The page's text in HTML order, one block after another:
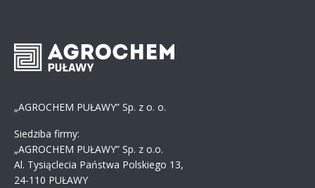
„AGROCHEM PUŁAWY” Sp. z o. o.
Siedziba firmy:
„AGROCHEM PUŁAWY” Sp. z o.o.
Al. Tysiąclecia Państwa Polskiego 13,
24-110 PUŁAWY